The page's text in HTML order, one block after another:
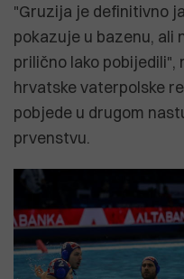
"Gruzija je definitivno
pokazuje u bazenu, ali
prilično lako pobijedili",
hrvatske vaterpolske
pobjede u drugom
prvenstvu.